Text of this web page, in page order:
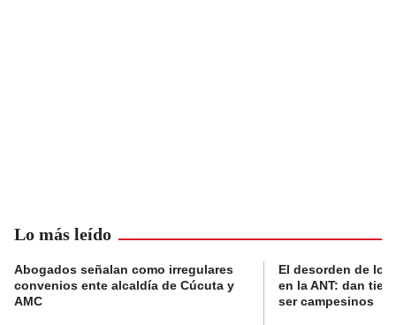
Lo más leído
Abogados señalan como irregulares
convenios ente alcaldía de Cúcuta y
AMC
El desorden de
en la ANT: dan
ser campesinos